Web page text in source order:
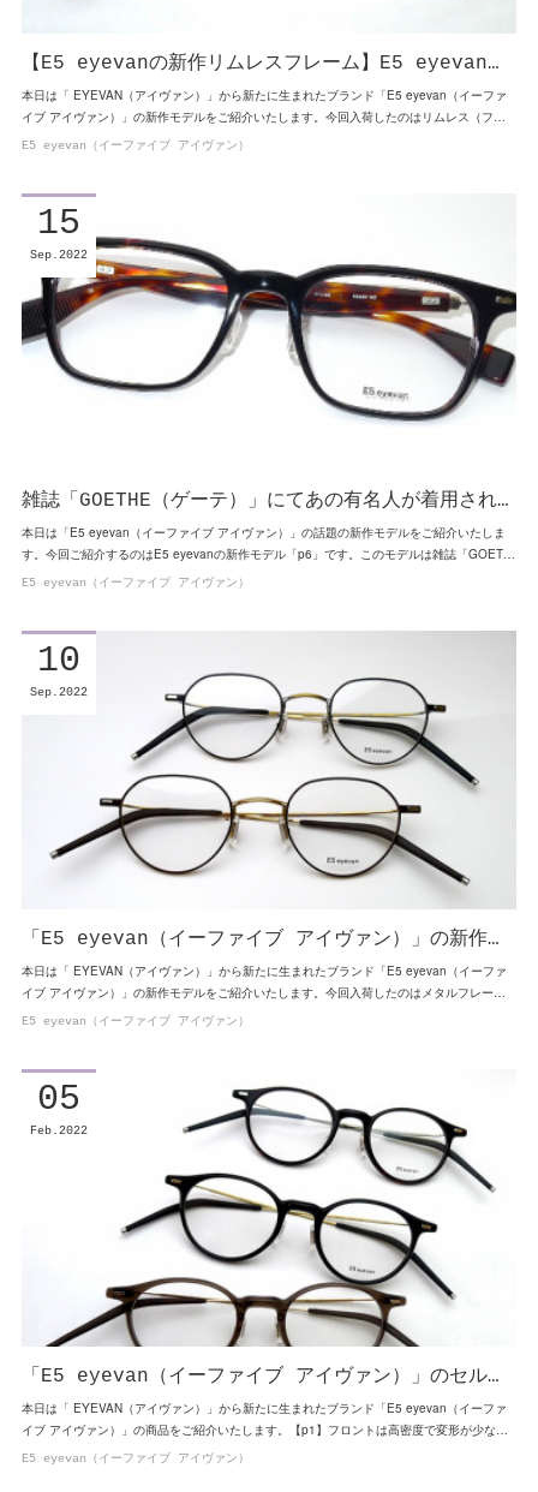
【E5 eyevanの新作リムレスフレーム】E5 eyevan…
本日は「 EYEVAN（アイヴァン）」から新たに生まれたブランド「E5 eyevan（イーファ
イブ アイヴァン）」の新作モデルをご紹介いたします。今回入荷したのはリムレス（フ…
E5 eyevan（イーファイブ アイヴァン）
雑誌「GOETHE（ゲーテ）」にてあの有名人が着用され…
本日は「E5 eyevan（イーファイブ アイヴァン）」の話題の新作モデルをご紹介いたしま
す。今回ご紹介するのはE5 eyevanの新作モデル「p6」です。このモデルは雑誌「GOET…
15
Sep 2022
E5 eyevan（イーファイブ アイヴァン）
「E5 eyevan（イーファイブ アイヴァン）」の新作…
本日は「 EYEVAN（アイヴァン）」から新たに生まれたブランド「E5 eyevan（イーファ
イブ アイヴァン）」の新作モデルをご紹介いたします。今回入荷したのはメタルフレー…
10
Sep 2022
E5 eyevan（イーファイブ アイヴァン）
「E5 eyevan（イーファイブ アイヴァン）」のセル…
本日は「 EYEVAN（アイヴァン）」から新たに生まれたブランド「E5 eyevan（イーファ
イブ アイヴァン）」の商品をご紹介いたします。【p1】フロントは高密度で変形が少な…
05
Feb 2022
E5 eyevan（イーファイブ アイヴァン）